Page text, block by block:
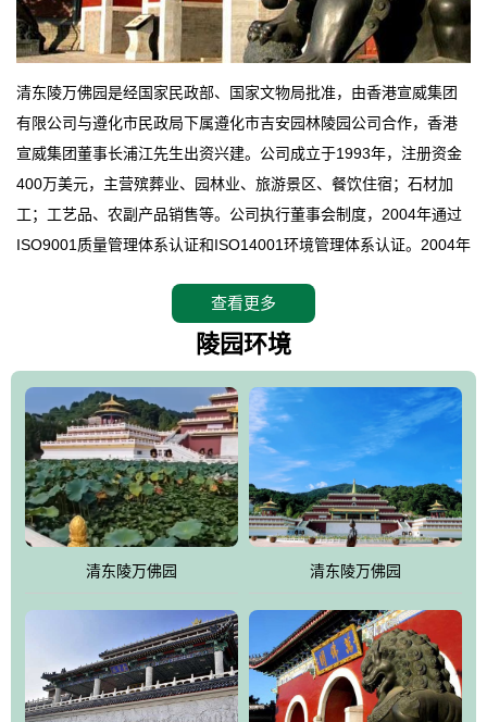
清东陵万佛园是经国家民政部、国家文物局批准，由香港宣威集团
有限公司与遵化市民政局下属遵化市吉安园林陵园公司合作，香港
宣威集团董事长浦江先生出资兴建。公司成立于1993年，注册资金
400万美元，主营殡葬业、园林业、旅游景区、餐饮住宿；石材加
工；工艺品、农副产品销售等。公司执行董事会制度，2004年通过
ISO9001质量管理体系认证和ISO14001环境管理体系认证。2004年
拥有4A级旅游区头衔的花园式陵园，园内建有四星级酒店一座。
万佛园位于遵化市境内，座落在世界文化遗产清东陵地形墙内，地
形绝佳，地理位置优越，交通便利。公司以“建设全国顶级人生后花
园、打造佛教精品旅游圣地”为目标，以海外归侨、国内外知名人士
的墓地安葬、祭祀吊亡并结合旅游参观构成其主要使用功能；以苍
郁绚丽、优雅宜人的园林景观构成其外部形象。通过墓园建设与造
园手法相结合的默契操作，建成一处特色鲜明、服务周全、环境优
美、民族风格突出，与周边文物古迹交相呼应的极具吸引力的花园
式园林。
万佛园工程一期占地448亩，目前完成投资近12亿元人民币，园区采
用全仿古式建筑，寻求与世界文化遗产地清东陵的和谐统一，在园
区建设中寻求陵园建设与景区建设的有机融合，充分发挥独一无二
的地形优势，打造现代艺术园林，建设旅游景观、寺庙、酒店等综
合服务设施，服务于陵园经营，使企业的多元化经营项目相互依
查看更多
陵园环境
清东陵万佛园 清东陵万佛园